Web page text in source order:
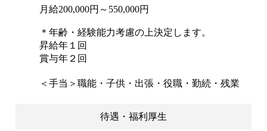
月給200,000円～550,000円
＊年齢・経験能力考慮の上決定します。
昇給年１回
賞与年２回
＜手当＞職能・子供・出張・役職・勤続・残業
待遇・福利厚生